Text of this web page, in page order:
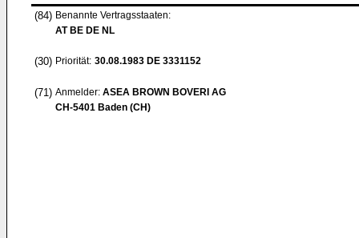
(84) Benannte Vertragsstaaten:
AT BE DE NL
(30) Priorität: 30.08.1983 DE 3331152
(71) Anmelder: ASEA BROWN BOVERI AG
CH-5401 Baden (CH)